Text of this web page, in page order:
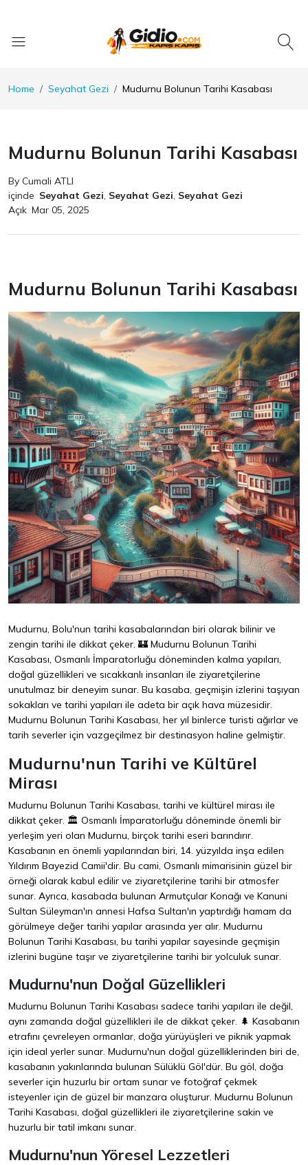
Home Seyahat Gezi Mudurnu Bolunun Tarihi Kasabası
Mudurnu Bolunun Tarihi Kasabası
By Cumali ATLI
içinde Seyahat Gezi, Seyahat Gezi, Seyahat Gezi
Açık Mar 05, 2025
Mudurnu Bolunun Tarihi Kasabası
Mudurnu, Bolu'nun tarihi kasabalarından biri olarak bilinir ve
zengin tarihi ile dikkat çeker. 🏰 Mudurnu Bolunun Tarihi
Kasabası, Osmanlı İmparatorluğu döneminden kalma yapıları,
doğal güzellikleri ve sıcakkanlı insanları ile ziyaretçilerine
unutulmaz bir deneyim sunar. Bu kasaba, geçmişin izlerini taşıyan
sokakları ve tarihi yapıları ile adeta bir açık hava müzesidir.
Mudurnu Bolunun Tarihi Kasabası, her yıl binlerce turisti ağırlar ve
tarih severler için vazgeçilmez bir destinasyon haline gelmiştir.
Mudurnu'nun Tarihi ve Kültürel
Mirası
Mudurnu Bolunun Tarihi Kasabası, tarihi ve kültürel mirası ile
dikkat çeker. 🏛️ Osmanlı İmparatorluğu döneminde önemli bir
yerleşim yeri olan Mudurnu, birçok tarihi eseri barındırır.
Kasabanın en önemli yapılarından biri, 14. yüzyılda inşa edilen
Yıldırım Bayezid Camii'dir. Bu cami, Osmanlı mimarisinin güzel bir
örneği olarak kabul edilir ve ziyaretçilerine tarihi bir atmosfer
sunar. Ayrıca, kasabada bulunan Armutçular Konağı ve Kanuni
Sultan Süleyman'ın annesi Hafsa Sultan'ın yaptırdığı hamam da
görülmeye değer tarihi yapılar arasında yer alır. Mudurnu
Bolunun Tarihi Kasabası, bu tarihi yapılar sayesinde geçmişin
izlerini bugüne taşır ve ziyaretçilerine tarihi bir yolculuk sunar.
Mudurnu'nun Doğal Güzellikleri
Mudurnu Bolunun Tarihi Kasabası sadece tarihi yapıları ile değil,
aynı zamanda doğal güzellikleri ile de dikkat çeker. 🌲 Kasabanın
etrafını çevreleyen ormanlar, doğa yürüyüşleri ve piknik yapmak
için ideal yerler sunar. Mudurnu'nun doğal güzelliklerinden biri de,
kasabanın yakınlarında bulunan Sülüklü Göl'dür. Bu göl, doğa
severler için huzurlu bir ortam sunar ve fotoğraf çekmek
isteyenler için de güzel bir manzara oluşturur. Mudurnu Bolunun
Tarihi Kasabası, doğal güzellikleri ile ziyaretçilerine sakin ve
huzurlu bir tatil imkanı sunar.
Mudurnu'nun Yöresel Lezzetleri